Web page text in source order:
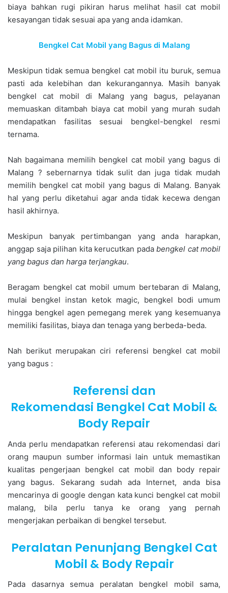
biaya bahkan rugi pikiran harus melihat hasil cat mobil
kesayangan tidak sesuai apa yang anda idamkan.
Bengkel Cat Mobil yang Bagus di Malang
Meskipun tidak semua bengkel cat mobil itu buruk, semua
pasti ada kelebihan dan kekurangannya. Masih banyak
bengkel cat mobil di Malang yang bagus, pelayanan
memuaskan ditambah biaya cat mobil yang murah sudah
mendapatkan fasilitas sesuai bengkel-bengkel resmi
ternama.
Nah bagaimana memilih bengkel cat mobil yang bagus di
Malang ? sebernarnya tidak sulit dan juga tidak mudah
memilih bengkel cat mobil yang bagus di Malang. Banyak
hal yang perlu diketahui agar anda tidak kecewa dengan
hasil akhirnya.
Meskipun banyak pertimbangan yang anda harapkan,
anggap saja pilihan kita kerucutkan pada bengkel cat mobil
yang bagus dan harga terjangkau.
Beragam bengkel cat mobil umum bertebaran di Malang,
mulai bengkel instan ketok magic, bengkel bodi umum
hingga bengkel agen pemegang merek yang kesemuanya
memiliki fasilitas, biaya dan tenaga yang berbeda-beda.
Nah berikut merupakan ciri referensi bengkel cat mobil
yang bagus :
Referensi dan
Rekomendasi Bengkel Cat Mobil &
Body Repair
Anda perlu mendapatkan referensi atau rekomendasi dari
orang maupun sumber informasi lain untuk memastikan
kualitas pengerjaan bengkel cat mobil dan body repair
yang bagus. Sekarang sudah ada Internet, anda bisa
mencarinya di google dengan kata kunci bengkel cat mobil
malang, bila perlu tanya ke orang yang pernah
mengerjakan perbaikan di bengkel tersebut.
Peralatan Penunjang Bengkel Cat
Mobil & Body Repair
Pada dasarnya semua peralatan bengkel mobil sama,